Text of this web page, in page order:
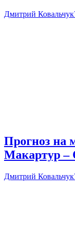
Дмитрий Ковальчук
Прогноз на
Макартур –
Дмитрий Ковальчук